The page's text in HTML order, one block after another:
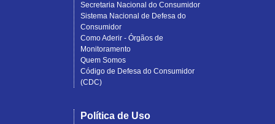
Secretaria Nacional do Consumidor
Sistema Nacional de Defesa do
Consumidor
Como Aderir - Órgãos de
Monitoramento
Quem Somos
Código de Defesa do Consumidor
(CDC)
Política de Uso